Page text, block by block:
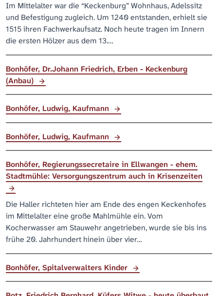
Im Mittelalter war die “Keckenburg” Wohnhaus, Adelssitz
und Befestigung zugleich. Um 1240 entstanden, erhielt sie
1515 ihren Fachwerkaufsatz. Noch heute tragen im Innern
die ersten Hölzer aus dem 13.…
Bonhöfer, Dr.Johann Friedrich, Erben - Keckenburg
(Anbau)
Bonhöfer, Ludwig, Kaufmann
Bonhöfer, Ludwig, Kaufmann
Bonhöfer, Regierungssecretaire in Ellwangen - ehem.
Stadtmühle: Versorgungszentrum auch in Krisenzeiten
Die Haller richteten hier am Ende des engen Keckenhofes
im Mittelalter eine große Mahlmühle ein. Vom
Kocherwasser am Stauwehr angetrieben, wurde sie bis ins
frühe 20. Jahrhundert hinein über vier…
Bonhöfer, Spitalverwalters Kinder